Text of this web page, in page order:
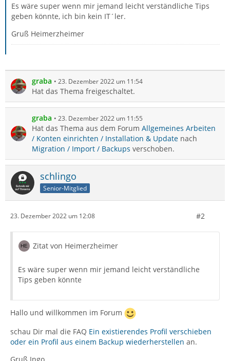
Es wäre super wenn mir jemand leicht verständliche Tips
geben könnte, ich bin kein IT´ler.
Gruß Heimerzheimer
graba 23. Dezember 2022 um 11:54
Hat das Thema freigeschaltet.
graba 23. Dezember 2022 um 11:55
Hat das Thema aus dem Forum Allgemeines Arbeiten
/ Konten einrichten / Installation & Update nach
Migration / Import / Backups verschoben.
schlingo
Senior-Mitglied
23. Dezember 2022 um 12:08 #2
Zitat von Heimerzheimer
Es wäre super wenn mir jemand leicht verständliche
Tips geben könnte
Hallo und willkommen im Forum
schau Dir mal die FAQ Ein existierendes Profil verschieben
oder ein Profil aus einem Backup wiederherstellen an.